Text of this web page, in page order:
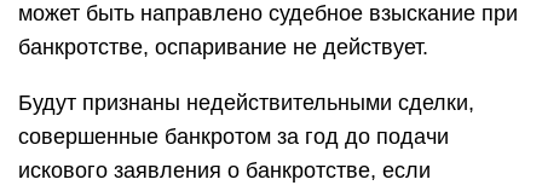
может быть направлено судебное взыскание при
банкротстве, оспаривание не действует.
Будут признаны недействительными сделки,
совершенные банкротом за год до подачи
искового заявления о банкротстве, если